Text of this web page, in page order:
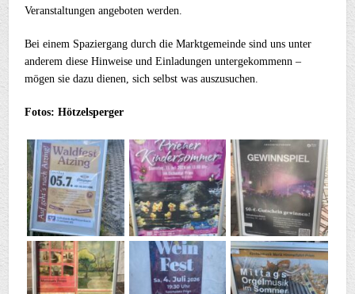
Veranstaltungen angeboten werden.
Bei einem Spaziergang durch die Marktgemeinde sind uns unter
anderem diese Hinweise und Einladungen untergekommenn –
mögen sie dazu dienen, sich selbst was auszusuchen.
Fotos: Hötzelsperger